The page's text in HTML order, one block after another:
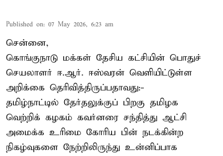
Published on: 07 May 2026, 6:23 am
சென்னை,
கொங்குநாடு மக்கள் தேசிய கட்சியின் பொதுச்
செயலாளர் ஈ.ஆர். ஈஸ்வரன் வெளியிட்டுள்ள
அறிக்கை தெரிவித்திருப்பதாவது:-
தமிழ்நாட்டில் தேர்தலுக்குப் பிறகு தமிழக
வெற்றிக் கழகம் கவர்னரை சந்தித்து ஆட்சி
அமைக்க உரிமை கோரிய பின் நடக்கின்ற
நிகழ்வுகளை நேற்றிலிருந்து உன்னிப்பாக